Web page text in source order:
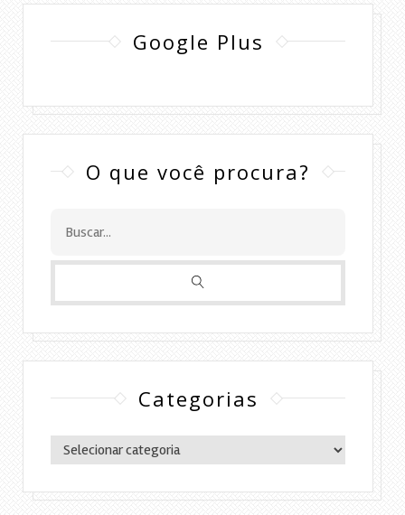
Google Plus
O que você procura?
Categorias
Categorias